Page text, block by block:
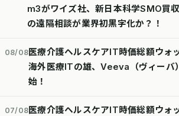
m3がワイズ社、新日本科学SMO買
の遠隔相談が業界初黒字化か？！
08/08医療介護ヘルスケアIT時価総額ウォ
海外医療ITの雄、Veeva（ヴィーバ
始！
07/08医療介護ヘルスケアIT時価総額ウォ